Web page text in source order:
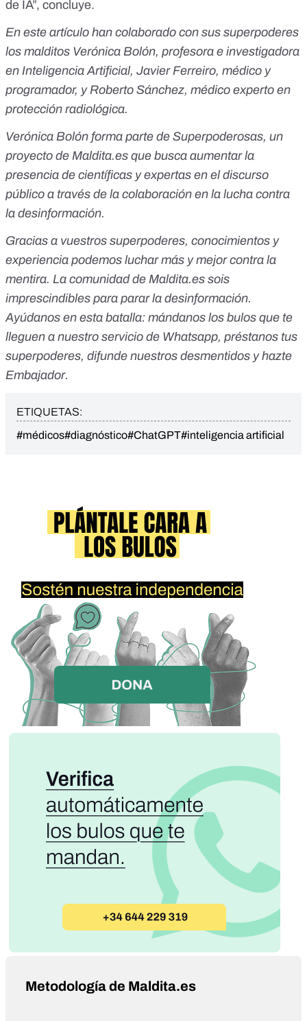
de IA”, concluye.
En este artículo han colaborado con sus superpoderes
los malditos Verónica Bolón, profesora e investigadora
en Inteligencia Artificial, Javier Ferreiro, médico y
programador, y Roberto Sánchez, médico experto en
protección radiológica.
Verónica Bolón forma parte de Superpoderosas, un
proyecto de Maldita.es que busca aumentar la
presencia de científicas y expertas en el discurso
público a través de la colaboración en la lucha contra
la desinformación.
Gracias a vuestros superpoderes, conocimientos y
experiencia podemos luchar más y mejor contra la
mentira. La comunidad de Maldita.es sois
imprescindibles para parar la desinformación.
Ayúdanos en esta batalla: mándanos los bulos que te
lleguen a nuestro servicio de Whatsapp, préstanos tus
superpoderes, difunde nuestros desmentidos yhazte
Embajador.
ETIQUETAS:
#médicos#diagnóstico#ChatGPT#inteligencia artificial
Metodología de Maldita.es